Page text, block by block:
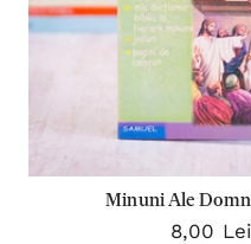
Minuni Ale
8,00 Lei